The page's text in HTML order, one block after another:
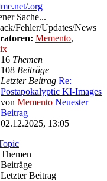
.org
Sache...
Fehler/Updates/News
Memento,
16 Themen
108 Beiträge
Letzter Beitrag Re:
Postapokalyptic KI-Images
von Memento Neuester
Beitrag
02.12.2025, 13:05
Themen
Beiträge
Letzter Beitrag